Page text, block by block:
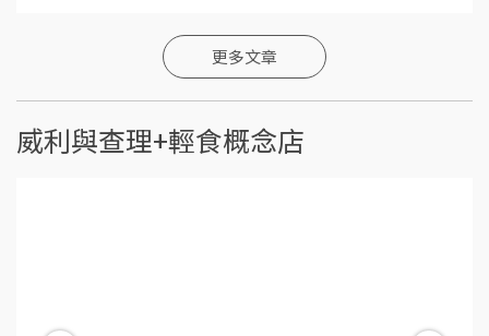
更多文章
威利與查理+輕食概念店